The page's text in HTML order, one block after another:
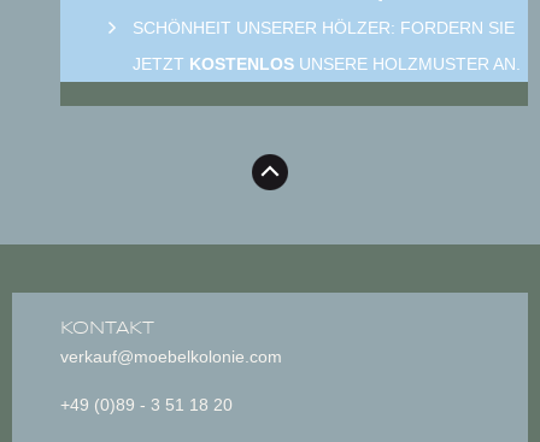
SCHÖNHEIT UNSERER HÖLZER: FORDERN SIE
JETZT KOSTENLOS UNSERE HOLZMUSTER AN.
KONTAKT
verkauf@moebelkolonie.com
+49 (0)89 - 3 51 18 20